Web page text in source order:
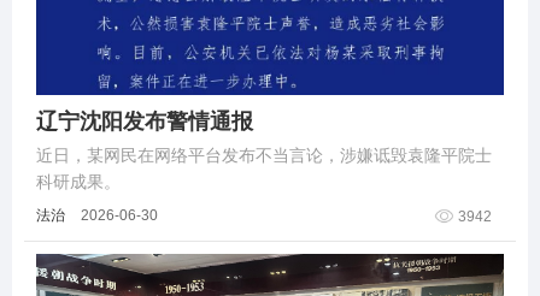
辽宁沈阳发布警情通报
近日，某网民在网络平台发布不当言论，涉嫌诋毁袁隆平院士
科研成果。
法治 2026-06-30 3942